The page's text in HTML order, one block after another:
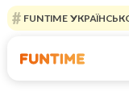
FUNTIME